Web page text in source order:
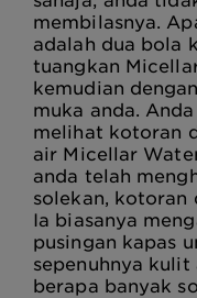
membilasnya.
adalah dua bola
tuangkan
kemudian
muka anda.
melihat kotoran
air Micellar
anda telah
solekan, kotoran
Ia biasanya
pusingan kapas
sepenuhnya
berapa banyak